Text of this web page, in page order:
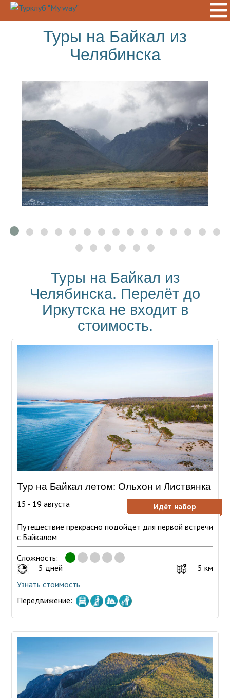
Туры на Байкал из
Челябинска
Туры на Байкал из
Челябинска. Перелёт до
Иркутска не входит в
стоимость.
Тур на Байкал летом: Ольхон и Листвянка
15 - 19 августа Идёт набор
Путешествие прекрасно подойдет для первой встречи
с Байкалом
Сложность:
5 дней
5 км
Узнать стоимость
Передвижение: